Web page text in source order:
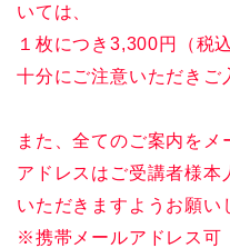
いては、
１枚につき3,300円（税
十分にご注意いただきご
また、全てのご案内をメ
アドレスはご受講者様本
いただきますようお願い
※携帯メールアドレス可